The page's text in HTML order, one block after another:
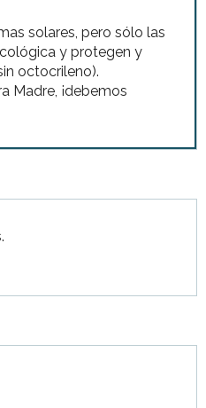
solares, pero sólo las
y protegen y
octocrileno).
Madre, ¡debemos